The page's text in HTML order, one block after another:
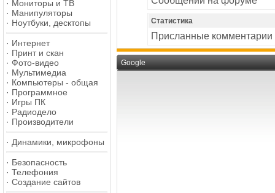
· Мониторы и ТВ
· Манипуляторы
· Ноутбуки, десктопы
· Интернет
· Принт и скан
· Фото-видео
· Мультимедиа
· Компьютеры - общая
· Программное
· Игры ПК
· Радиодело
· Производители
· Динамики, микрофоны
· Безопасность
· Телефония
· Создание сайтов
Статистика
Присланные комментарии
Google